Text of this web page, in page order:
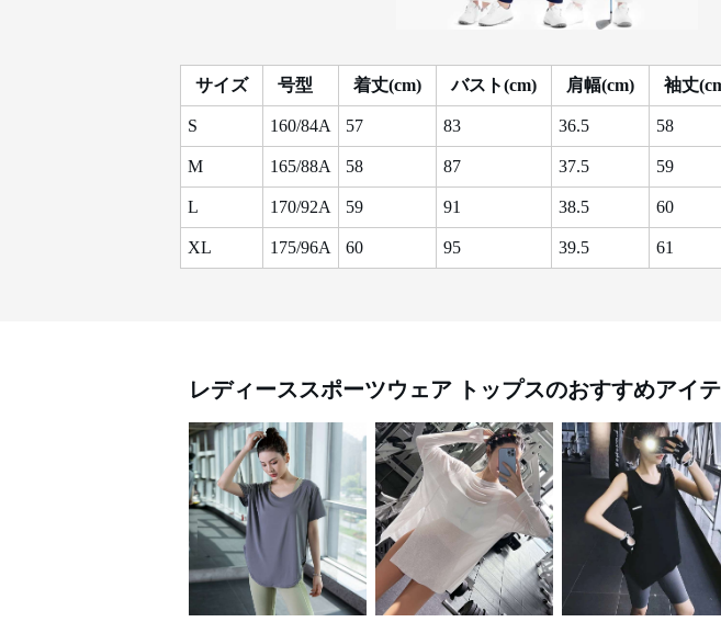
サイズ 号型 着丈(cm) バスト(cm) 肩幅(cm) 袖丈
S 160/84A 57 83 36.5 58
M 165/88A 58 87 37.5 59
L 170/92A 59 91 38.5 60
XL 175/96A 60 95 39.5 61
レディーススポーツウェア トップスのおすすめアイ